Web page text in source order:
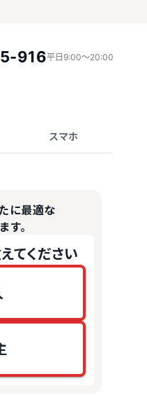
916平日9:00〜20:00
スマホ
に最適な
。
てください